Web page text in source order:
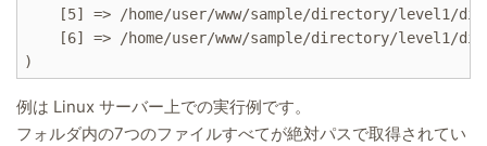
[5] => /home/user/www/sample/directory/level1/
[6] => /home/user/www/sample/directory/level1/
例は Linux サーバー上での実行例です。
フォルダ内の7つのファイルすべてが絶対パスで取得されてい